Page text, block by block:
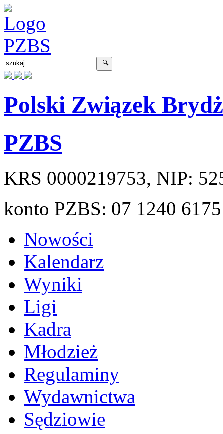
Polski Związek
PZBS
KRS 0000219753, NIP:
konto PZBS: 07 1240
Nowości
Kalendarz
Wyniki
Ligi
Kadra
Młodzież
Regulaminy
Wydawnictwa
Sędziowie